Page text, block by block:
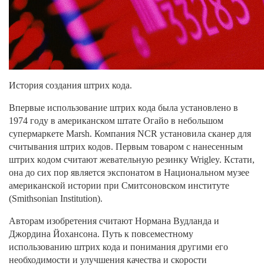
История создания штрих кода.
Впервые использование штрих кода была установлено в
1974 году в американском штате Огайо в небольшом
супермаркете Marsh. Компания NCR установила сканер для
считывания штрих кодов. Первым товаром с нанесенным
штрих кодом считают жевательную резинку Wrigley. Кстати,
она до сих пор является экспонатом в Национальном музее
американской истории при Смитсоновском институте
(Smithsonian Institution).
Авторам изобретения считают Нормана Вудланда и
Джордина Йохансона. Путь к повсеместному
использованию штрих кода и понимания другими его
необходимости и улучшения качества и скорости